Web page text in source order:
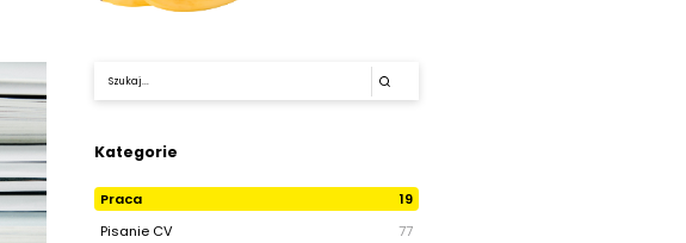
Kategorie
Praca
19
Pisanie CV
77